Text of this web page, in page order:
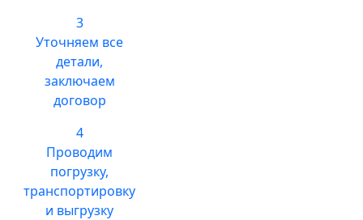
3
Уточняем все
детали,
заключаем
договор
4
Проводим
погрузку,
транспортировку
и выгрузку